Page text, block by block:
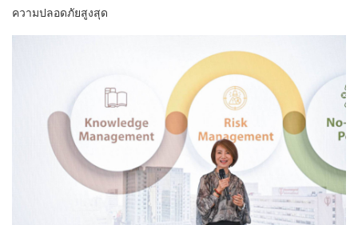
ความปลอดภัยสูงสุด